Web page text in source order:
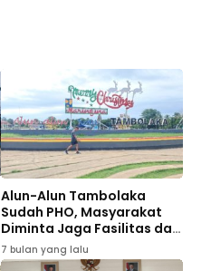
Alun-Alun Tambolaka
Sudah PHO, Masyarakat
Diminta Jaga Fasilitas dan
Kebersihan
7 bulan yang lalu